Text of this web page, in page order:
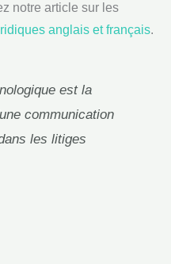
notre article sur les
anglais et français.
est la
communication
les litiges